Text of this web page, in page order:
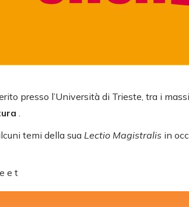
presso l’Università di Trieste, tra i
.
temi della sua Lectio Magistralis in
e t